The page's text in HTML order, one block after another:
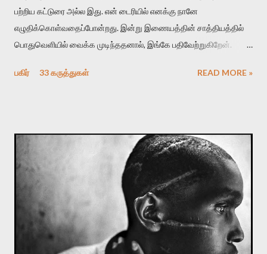
பற்றிய கட்டுரை அல்ல இது. என் டைரியில் எனக்கு நானே
எழுதிக்கொள்வதைப்போன்றது. இன்று இணையத்தின் சாத்தியத்தில்
பொதுவெளியில் வைக்க முடிந்ததனால், இங்கே பதிவேற்றுகிறேன்.
ஓய்வாக இருப்பின், ஒரு சினிமாக்காரனின் சுய புலம்பலைப் படிக்க
பயணமும் ஒரே வித அனுபவத்தையே கொடுத்தன. இதை அனுபவம்
என்று சொல்லுவதை விட, ஒருவித மன அயர்ச்சி என்று சொல்வது
இன்னும் பொருத்தமாக இருக்கும். இரண்டு பயணங்களிலுமே என்
பால்யகால நண்பர்களில் சிலரைச் சந்திக்கும் வாய்ப்பு ஏற்பட்டது. பதினேழு
பதினெட்டு வருடங்களுக்கு பிறகு அவர்களில் சிலரைச் சந்தித்தேன்.
பிளஸ் டூ படித்துவிட்டு, கல்லூரி படிப்புக்கு பெங்களூர் போனவன். அங்கே
ஏழுவருடம், பின் சென்னையில் பத்துவருடம் என என் கிராமத்தையும்
பகிர் 33 கருத்துகள் READ MORE »